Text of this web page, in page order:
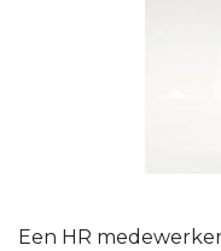
Een HR